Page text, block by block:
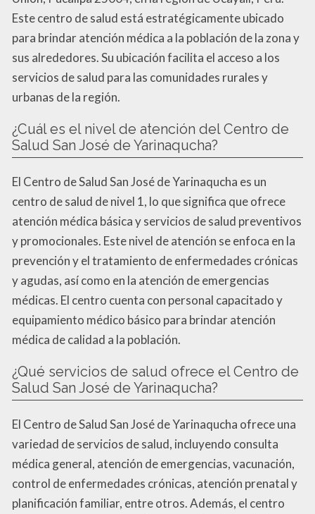
Este centro de salud está estratégicamente ubicado
para brindar atención médica a la población de la zona y
sus alrededores. Su ubicación facilita el acceso a los
servicios de salud para las comunidades rurales y
urbanas de la región.
¿Cuál es el nivel de atención del Centro de
Salud San José de Yarinaqucha?
El Centro de Salud San José de Yarinaqucha es un
centro de salud de nivel 1, lo que significa que ofrece
atención médica básica y servicios de salud preventivos
y promocionales. Este nivel de atención se enfoca en la
prevención y el tratamiento de enfermedades crónicas
y agudas, así como en la atención de emergencias
médicas. El centro cuenta con personal capacitado y
equipamiento médico básico para brindar atención
médica de calidad a la población.
¿Qué servicios de salud ofrece el Centro de
Salud San José de Yarinaqucha?
El Centro de Salud San José de Yarinaqucha ofrece una
variedad de servicios de salud, incluyendo consulta
médica general, atención de emergencias, vacunación,
control de enfermedades crónicas, atención prenatal y
planificación familiar, entre otros. Además, el centro